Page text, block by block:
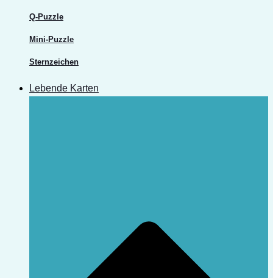
Q-Puzzle
Mini-Puzzle
Sternzeichen
Lebende Karten